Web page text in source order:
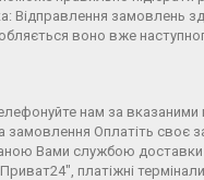
Відправлення замовлень
воно вже
нам за
Оплатіть своє
Вами службою доставки
платіжні